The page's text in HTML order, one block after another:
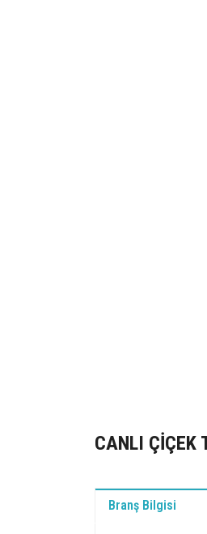
CANLI ÇİÇEK
Branş Bilgisi